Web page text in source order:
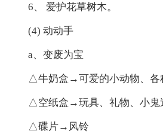
6、 爱护花草树木。
(4) 动动手
a、变废为宝
△牛奶盒→可爱的小动物、各
△空纸盒→玩具、礼物、小鬼
△碟片→风铃